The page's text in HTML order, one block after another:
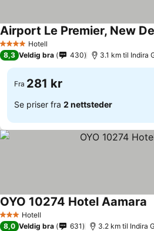
4 StjernerHotell
Airport Le Premier, New
8,3 Veldig bra 430 3.1 km til Indira
Fra 281 kr
Se priser fra 2 nettsteder
3 StjernerHotell
OYO 10274 Hotel Aamara
8,0 Veldig bra 631 3.2 km til Indira